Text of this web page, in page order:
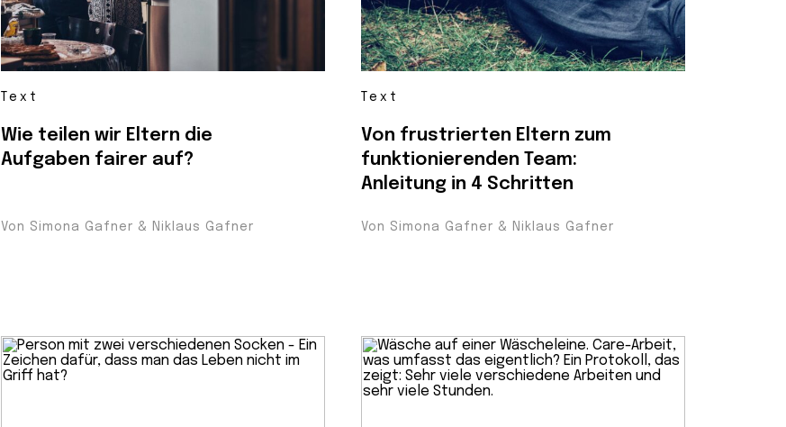
Text
Wie teilen wir Eltern die
Aufgaben fairer auf?
Von Simona Gafner & Niklaus Gafner
Text
Von frustrierten Eltern zum
funktionierenden Team:
Anleitung in 4 Schritten
Von Simona Gafner & Niklaus Gafner